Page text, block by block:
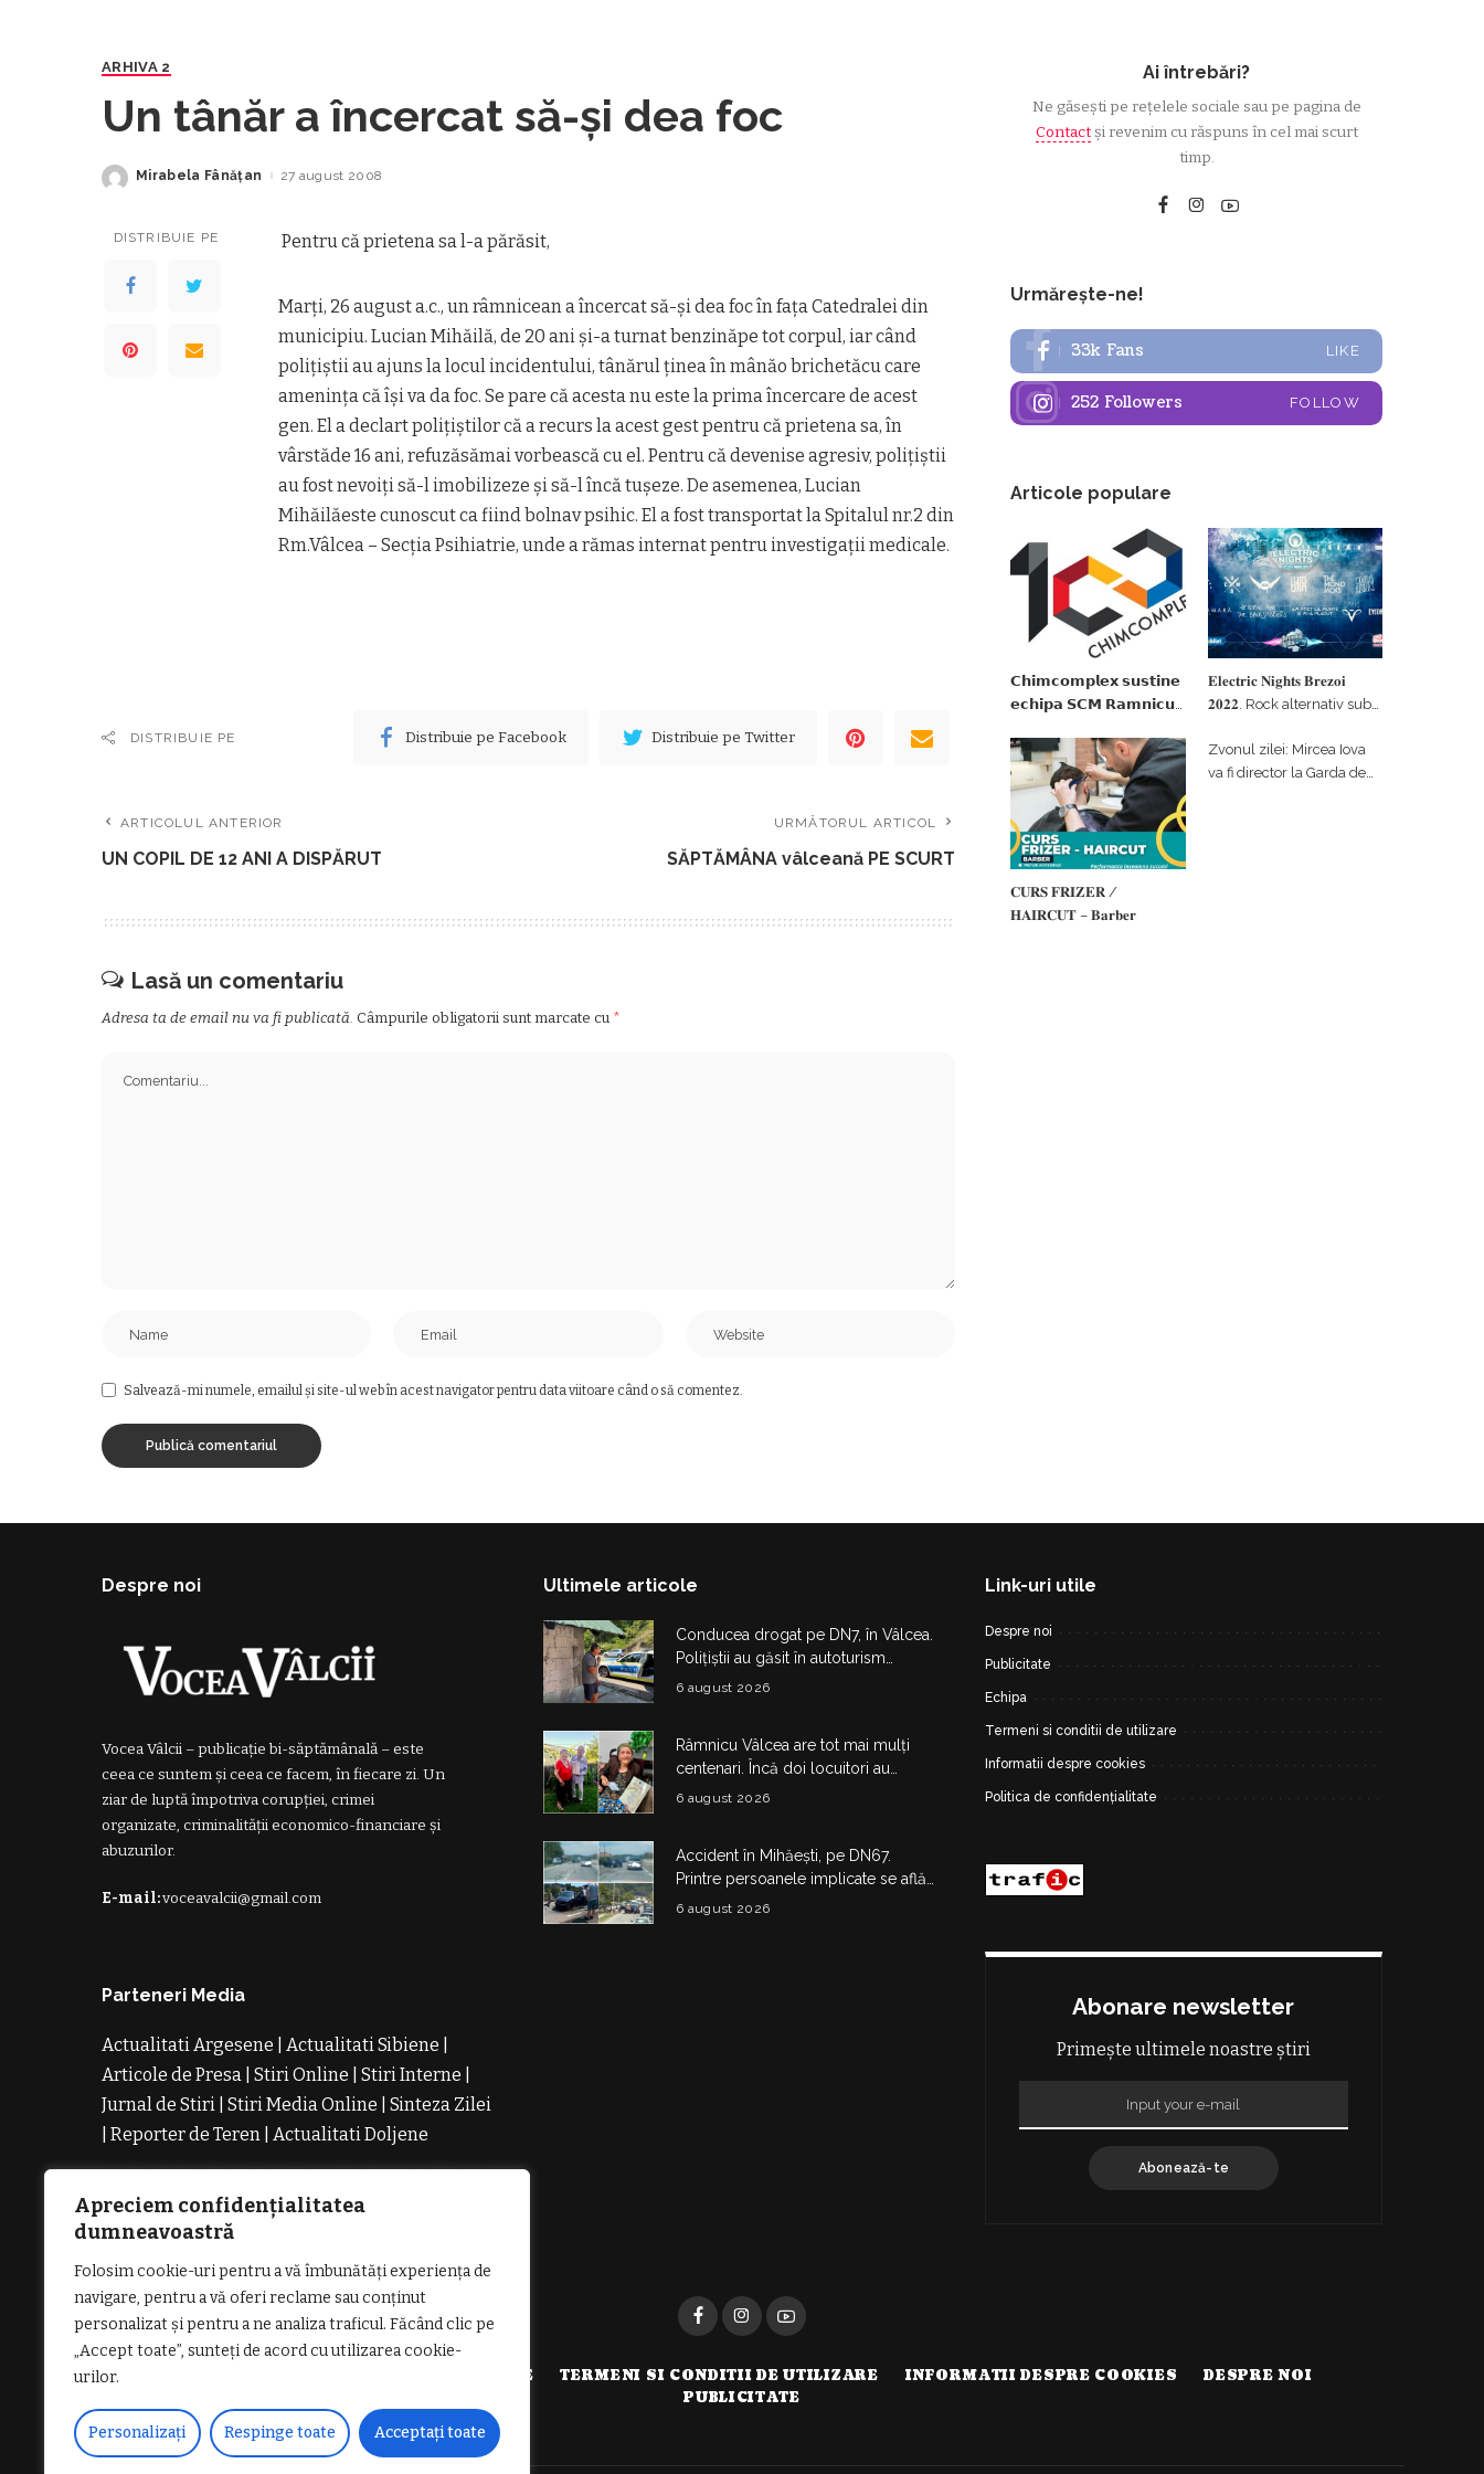
Apreciem confidențialitatea
dumneavoastră
Folosim cookie-uri pentru a vă îmbunătăți experiența de
navigare, pentru a vă oferi reclame sau conținut
personalizat și pentru a ne analiza traficul. Făcând clic pe
„Accept toate”, sunteți de acord cu utilizarea cookie-
urilor.
Personalizați Respinge toate Acceptați toate
ARHIVA 2
Un tânăr a încercat să-și dea foc
Posted
Mirabela Fânăţan 27 august 2008
DISTRIBUIE PE Pentru că prietena sa l-a părăsit,
Marți, 26 august a.c., un râmnicean a încercat să-și dea foc în fața Catedralei din
municipiu. Lucian Mihăilă, de 20 ani și-a turnat benzinăpe tot corpul, iar când
polițiștii au ajuns la locul incidentului, tânărul ținea în mânăo brichetăcu care
amenința că își va da foc. Se pare că acesta nu este la prima încercare de acest
gen. El a declart polițiștilor că a recurs la acest gest pentru că prietena sa, în
vârstăde 16 ani, refuzăsămai vorbească cu el. Pentru că devenise agresiv, polițiștii
au fost nevoiți să-l imobilizeze și să-l încă tușeze. De asemenea, Lucian
Mihăilăeste cunoscut ca fiind bolnav psihic. El a fost transportat la Spitalul nr.2 din
Rm.Vâlcea – Secția Psihiatrie, unde a rămas internat pentru investigații medicale.
DISTRIBUIE PE Distribuie pe Facebook Distribuie pe Twitter
ARTICOLUL ANTERIOR
UN COPIL DE 12 ANI A DISPĂRUT
URMĂTORUL ARTICOL
SĂPTĂMÂNA vâlceană PE SCURT
Lasă un comentariu
Adresa ta de email nu va fi publicată. Câmpurile obligatorii sunt marcate cu *
Salvează-mi numele, emailul și site-ul web în acest navigator pentru data viitoare când o să comentez.
Ai întrebări?
Ne găsești pe rețelele sociale sau pe pagina de
Contactși revenim cu răspuns în cel mai scurt
timp.
Urmărește-ne!
33k Fans LIKE
252 Followers FOLLOW
Articole populare
𝗖𝗵𝗶𝗺𝗰𝗼𝗺𝗽𝗹𝗲𝘅 𝘀𝘂𝘀𝘁𝗶𝗻𝗲
𝗲𝗰𝗵𝗶𝗽𝗮 𝗦𝗖𝗠 𝗥𝗮𝗺𝗻𝗶𝗰𝘂
𝗽𝗮𝗿𝘁𝗲𝗻𝗲𝗿 𝗳𝗶𝗻𝗮𝗻𝘁𝗮𝘁𝗼𝗿
𝐄𝐥𝐞𝐜𝐭𝐫𝐢𝐜 𝐍𝐢𝐠𝐡𝐭𝐬 𝐁𝐫𝐞𝐳𝐨𝐢
𝟐𝟎𝟐𝟐. Rock alternativ sub
#𝐁𝐫𝐞𝐳𝐨𝐢𝐮𝐥𝐋𝐮𝐦𝐢𝐢
𝐂𝐔𝐑𝐒 𝐅𝐑𝐈𝐙𝐄𝐑 /
𝐇𝐀𝐈𝐑𝐂𝐔𝐓 – 𝐁𝐚𝐫𝐛𝐞𝐫
Zvonul zilei: Mircea Iova
va fi director la Garda de
Despre noi
Vocea Vâlcii – publicație bi-săptămânală – este
ceea ce suntem și ceea ce facem, în fiecare zi. Un
ziar de luptă împotriva corupției, crimei
organizate, criminalității economico-financiare și
abuzurilor.
E-mail:voceavalcii@gmail.com
Parteneri Media
Actualitati Argesene Actualitati Sibiene
Articole de Presa
Stiri Online Stiri Interne
Jurnal de Stiri
Stiri Media Online
Sinteza Zilei
Reporter de Teren Actualitati Doljene
NoiRochii de RevelionRochii de BanchetRochii
de Cununie
Magazin de Rochii
Comanda Rochii de Seara
Ultimele articole
Conducea drogat pe DN7, în Vâlcea.
Polițiștii au găsit în autoturism
obiecte și substanțe suspecte
6 august 2026
Râmnicu Vâlcea are tot mai mulți
centenari. Încă doi locuitori au
împlinit 100 de ani în doar câteva zile
6 august 2026
Accident în Mihăești, pe DN67.
Printre persoanele implicate se află
și doi copii
6 august 2026
Link-uri utile
Despre noi
Publicitate
Echipa
Termeni si conditii de utilizare
Informatii despre cookies
Politica de confidențialitate
Abonare newsletter
Primește ultimele noastre știri
Abonează-te
GDPR: POLITICA DE CONFIDENȚIALITATE TERMENI SI CONDITII DE UTILIZARE INFORMATII DESPRE COOKIES
DESPRE NOI
PUBLICITATE